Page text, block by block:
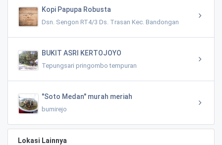
Kopi Papupa Robusta
Dsn. Sengon RT4/3 Ds. Trasan Kec. Bandongan
BUKIT ASRI KERTOJOYO
Tepungsari pringombo tempuran
"Soto Medan" murah meriah
bumirejo
Lokasi Lainnya